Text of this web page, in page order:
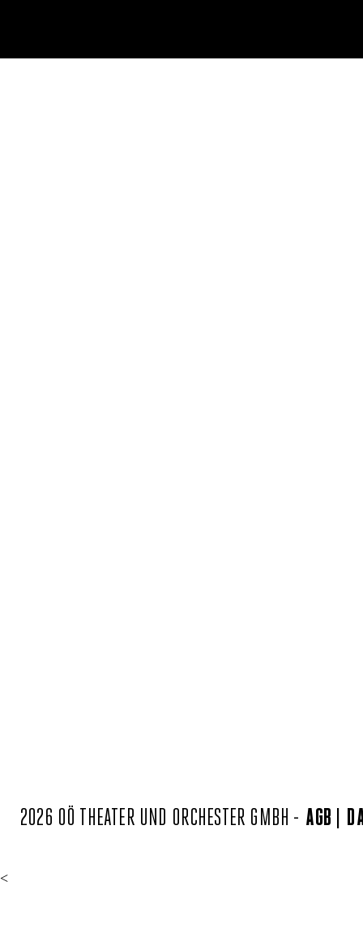
2026 OÖ THEATER UND ORCHESTER GMBH - AGB
<